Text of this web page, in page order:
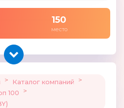
150
место
> Каталог компаний
>
100
>